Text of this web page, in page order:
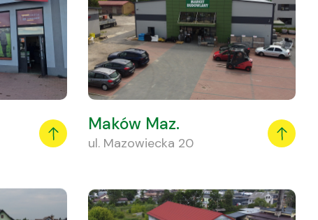
Maków Maz.
ul. Mazowiecka 20